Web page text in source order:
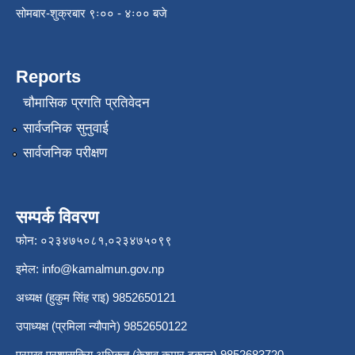
सोमबार-शुक्रबार ९ः०० - ४ः०० बजे
Reports
चौमासिक प्रगति प्रतिवेदन
सार्वजनिक सुनुवाई
सार्वजनिक परीक्षण
सम्पर्क विवरण
फोन: ०२३४७५०८१,०२३४७५०९९
इमेल: info@kamalmun.gov.np
अध्यक्ष (हुकुम सिंह राइ) 9852650121
उपाध्यक्ष (प्रमिला न्यौपाने) 9852650122